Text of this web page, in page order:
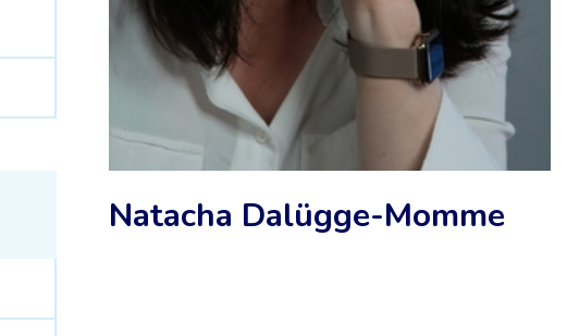
Natacha Dalügge-Momme